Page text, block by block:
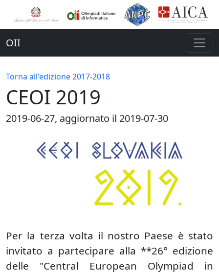
OII
Torna all'edizione 2017-2018
CEOI 2019
2019-06-27, aggiornato il 2019-07-30
Per la terza volta il nostro Paese è stato
invitato a partecipare alla **26° edizione
delle "Central European Olympiad in